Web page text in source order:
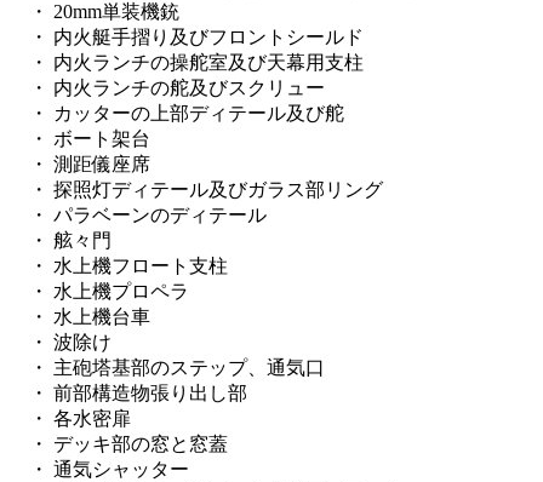
・ 20mm単装機銃
・ 内火艇手摺り及びフロントシールド
・ 内火ランチの操舵室及び天幕用支柱
・ 内火ランチの舵及びスクリュー
・ カッターの上部ディテール及び舵
・ ボート架台
・ 測距儀座席
・ 探照灯ディテール及びガラス部リング
・ パラベーンのディテール
・ 舷々門
・ 水上機フロート支柱
・ 水上機プロペラ
・ 水上機台車
・ 波除け
・ 主砲塔基部のステップ、通気口
・ 前部構造物張り出し部
・ 各水密扉
・ デッキ部の窓と窓蓋
・ 通気シャッター